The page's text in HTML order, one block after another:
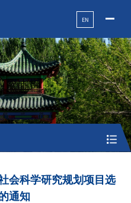
EN
会科学研究规划项目选
通知